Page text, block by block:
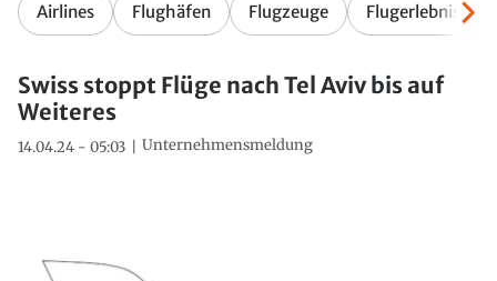
Airlines Flughäfen Flugzeuge Flugerlebnis
Swiss stoppt Flüge nach Tel Aviv bis auf
Weiteres
14.04.24 - 05:03 Unternehmensmeldung